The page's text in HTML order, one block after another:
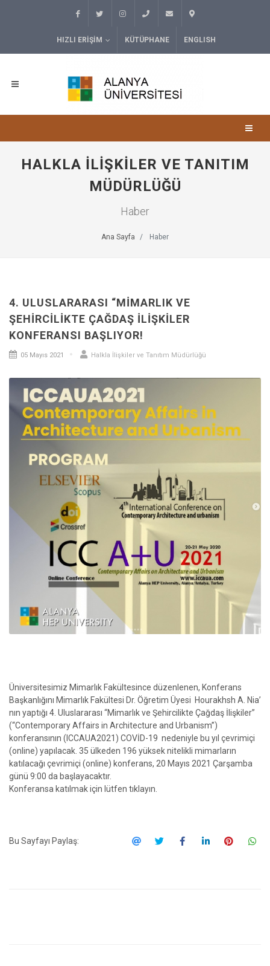
HIZLI ERIŞIM KÜTÜPHANE ENGLISH
HALKLA İLIŞKILER VE TANITIM
MÜDÜRLÜĞÜ
Haber
Ana Sayfa Haber
4. ULUSLARARASI “MİMARLIK VE
ŞEHİRCİLİKTE ÇAĞDAŞ İLİŞKİLER
KONFERANSI BAŞLIYOR!
05 Mayıs 2021 Halkla İlişkiler ve Tanıtım Müdürlüğü
Üniversitesimiz Mimarlık Fakültesince düzenlenen, Konferans
Başkanlığını Mimarlık Fakültesi Dr. Öğretim Üyesi Hourakhsh A. Nia’
nın yaptığı 4. Uluslararası “Mimarlık ve Şehircilikte Çağdaş İlişkiler”
(“Contemporary Affairs in Architecture and Urbanism”)
konferansının (ICCAUA2021) COVİD-19 nedeniyle bu yıl çevrimiçi
(online) yapılacak. 35 ülkeden 196 yüksek nitelikli mimarların
katılacağı çevrimiçi (online) konferans, 20 Mayıs 2021 Çarşamba
günü 9:00 da başlayacaktır.
Konferansa katılmak için lütfen tıklayın.
Bu Sayfayı Paylaş: